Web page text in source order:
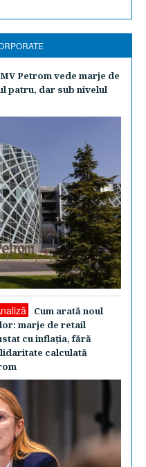
Petrom vede marje de
patru, dar sub nivelul
Cum arată noul
marje de retail
cu inflaţia, fără
calculată